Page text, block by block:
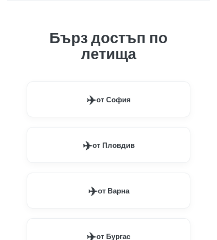
Бърз достъп по
летища
✈️от София
✈️от Пловдив
✈️от Варна
✈️от Бургас